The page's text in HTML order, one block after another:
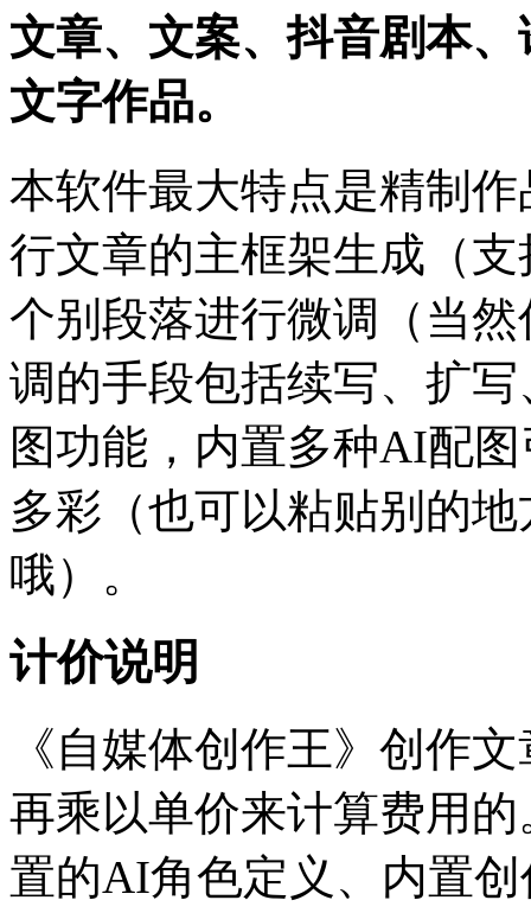
文章、文案、抖音剧本
文字作品。
本软件最大特点是精制
行文章的主框架生成（
个别段落进行微调（当
调的手段包括续写、扩
图功能，内置多种AI配
多彩（也可以粘贴别的
哦）。
计价说明
《自媒体创作王》创作
再乘以单价来计算费用
置的AI角色定义、内置